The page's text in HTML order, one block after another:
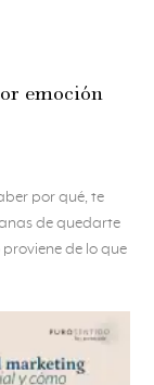
emoción
por qué, te
de quedarte
de lo que